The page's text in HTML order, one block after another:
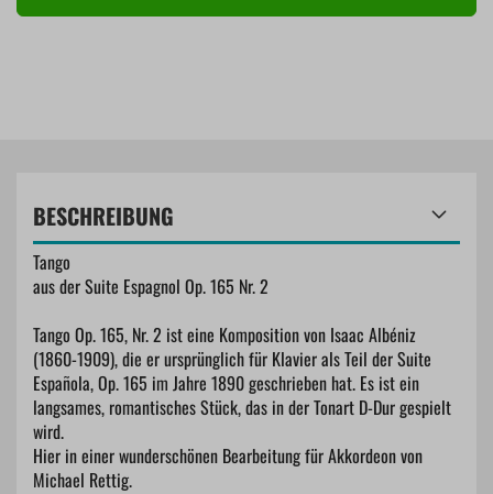
BESCHREIBUNG
Tango
aus der Suite Espagnol Op. 165 Nr. 2
Tango Op. 165, Nr. 2 ist eine Komposition von Isaac Albéniz
(1860-1909), die er ursprünglich für Klavier als Teil der Suite
Española, Op. 165 im Jahre 1890 geschrieben hat. Es ist ein
langsames, romantisches Stück, das in der Tonart D-Dur gespielt
wird.
Hier in einer wunderschönen Bearbeitung für Akkordeon von
Michael Rettig.